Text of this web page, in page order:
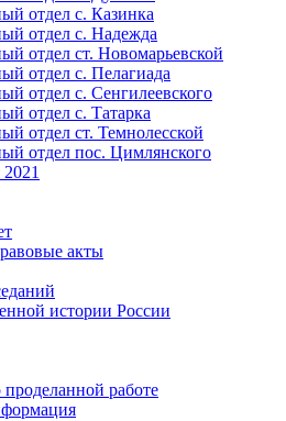
отдел с. Казинка
отдел с. Надежда
отдел ст. Новомарьевской
отдел с. Пелагиада
отдел с. Сенгилеевского
отдел с. Татарка
отдел ст. Темнолесской
отдел пос. Цимлянского
акты
истории России
работе